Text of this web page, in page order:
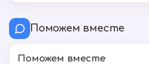
Поможем вместе
Поможем вместе